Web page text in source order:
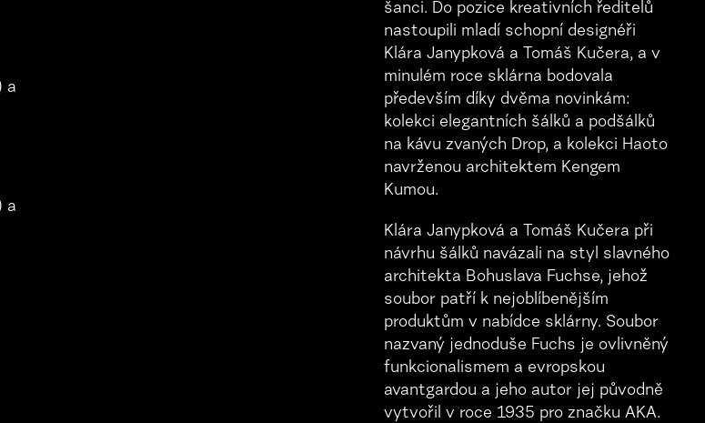
šanci. Do pozice kreativních ředitelů
nastoupili mladí schopní designéři
Klára Janypková a Tomáš Kučera, a v
minulém roce sklárna bodovala
především díky dvěma novinkám:
kolekci elegantních šálků a podšálků
na kávu zvaných Drop, a kolekci Haoto
navrženou architektem Kengem
Kumou.
Klára Janypková a Tomáš Kučera při
návrhu šálků navázali na styl slavného
architekta Bohuslava Fuchse, jehož
soubor patří k nejoblíbenějším
produktům v nabídce sklárny. Soubor
nazvaný jednoduše Fuchs je ovlivněný
funkcionalismem a evropskou
avantgardou a jeho autor jej původně
vytvořil v roce 1935 pro značku AKA.